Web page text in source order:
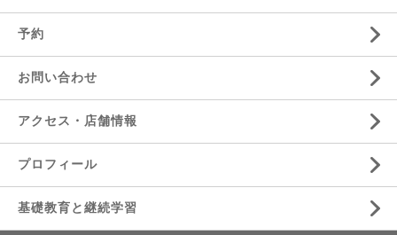
予約
お問い合わせ
アクセス・店舗情報
プロフィール
基礎教育と継続学習